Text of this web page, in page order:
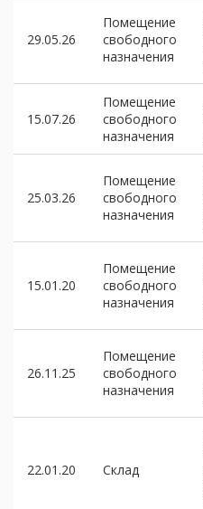
29.05.26
Помещение
свободного
назначения
15.07.26
Помещение
свободного
назначения
25.03.26
Помещение
свободного
назначения
15.01.20
Помещение
свободного
назначения
26.11.25
Помещение
свободного
назначения
22.01.20 Склад